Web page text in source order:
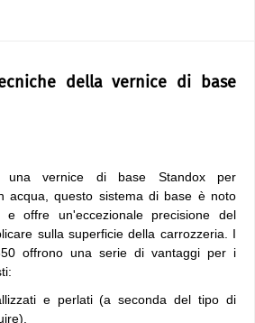
della vernice di base
vernice di base Standox per
acqua, questo sistema di base è noto
e offre un'eccezionale precisione del
sulla superficie della carrozzeria. I
offrono una serie di vantaggi per i
e perlati (a seconda del tipo di